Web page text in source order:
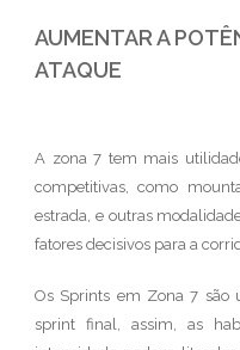
AUMENTAR A
ATAQUE
A zona 7 tem mais
competitivas, como
estrada, e outras
fatores decisivos para a
Os Sprints em Zona 7 são
sprint final, assim, as